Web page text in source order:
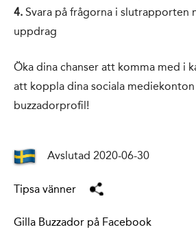
4. Svara på frågorna i
uppdrag
Öka dina chanser att komma med i
att koppla dina sociala
buzzadorprofil!
Avslutad 2020-06-30
Tipsa vänner
Gilla Buzzador på Facebook